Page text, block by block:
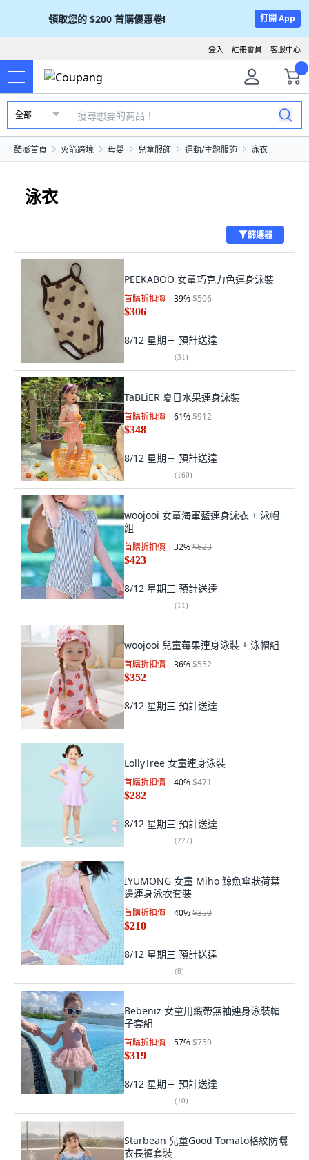
領取您的 $200 首購優惠卷! 打開 App
客服中心
註冊會員
登入
全部
酷澎首頁 火箭跨境 母嬰 兒童服飾 運動/主題服飾 泳衣
泳衣
篩選器
PEEKABOO 女童巧克力色連身泳裝
首購折扣價 39%$506
$306
8/12 星期三 預計送達
(31)
TaBLiER 夏日水果連身泳裝
首購折扣價 61%$912
$348
8/12 星期三 預計送達
(160)
woojooi 女童海軍藍連身泳衣 + 泳帽
組
首購折扣價 32%$623
$423
8/12 星期三 預計送達
(11)
woojooi 兒童莓果連身泳裝 + 泳帽組
首購折扣價 36%$552
$352
8/12 星期三 預計送達
LollyTree 女童連身泳裝
首購折扣價 40%$471
$282
8/12 星期三 預計送達
(227)
IYUMONG 女童 Miho 鯨魚傘狀荷葉
邊連身泳衣套裝
首購折扣價 40%$350
$210
8/12 星期三 預計送達
(8)
Bebeniz 女童用緞帶無袖連身泳裝帽
子套組
首購折扣價 57%$759
$319
8/12 星期三 預計送達
(10)
Starbean 兒童Good Tomato格紋防曬
衣長褲套裝